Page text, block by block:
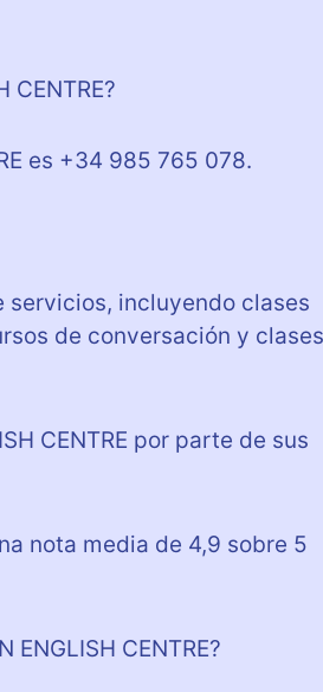
CENTRE?
es +34 985 765 078.
servicios, incluyendo clases
de conversación y clases
CENTRE por parte de sus
nota media de 4,9 sobre 5
CENTRE?